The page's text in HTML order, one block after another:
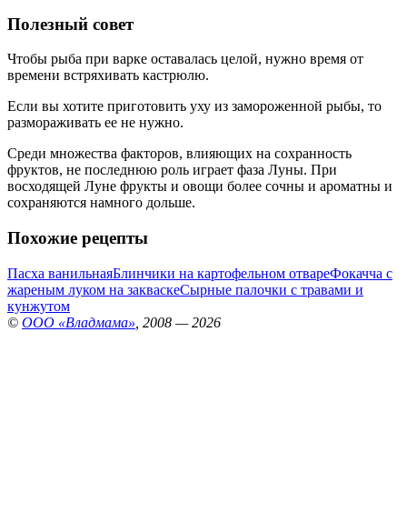
Полезный совет
Чтобы рыба при варке оставалась целой, нужно время от
времени встряхивать кастрюлю.
Если вы хотите приготовить уху из замороженной рыбы, то
размораживать ее не нужно.
Среди множества факторов, влияющих на сохранность
фруктов, не последнюю роль играет фаза Луны. При
восходящей Луне фрукты и овощи более сочны и ароматны и
сохраняются намного дольше.
Похожие рецепты
Пасха ванильнаяБлинчики на картофельном отвареФокачча с
жареным луком на закваскеСырные палочки с травами и
кунжутом
© ООО «Владмама» , 2008 — 2026